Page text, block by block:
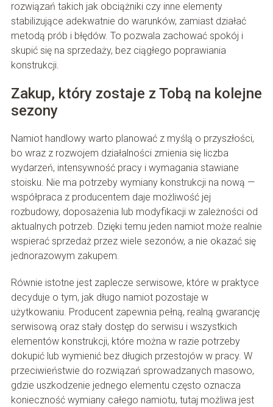
rozwiązań takich jak obciążniki czy inne elementy
stabilizujące adekwatnie do warunków, zamiast działać
metodą prób i błędów. To pozwala zachować spokój i
skupić się na sprzedaży, bez ciągłego poprawiania
konstrukcji.
Zakup, który zostaje z Tobą na kolejne
sezony
Namiot handlowy warto planować z myślą o przyszłości,
bo wraz z rozwojem działalności zmienia się liczba
wydarzeń, intensywność pracy i wymagania stawiane
stoisku. Nie ma potrzeby wymiany konstrukcji na nową —
współpraca z producentem daje możliwość jej
rozbudowy, doposażenia lub modyfikacji w zależności od
aktualnych potrzeb. Dzięki temu jeden namiot może realnie
wspierać sprzedaż przez wiele sezonów, a nie okazać się
jednorazowym zakupem.
Równie istotne jest zaplecze serwisowe, które w praktyce
decyduje o tym, jak długo namiot pozostaje w
użytkowaniu. Producent zapewnia pełną, realną gwarancję
serwisową oraz stały dostęp do serwisu i wszystkich
elementów konstrukcji, które można w razie potrzeby
dokupić lub wymienić bez długich przestojów w pracy. W
przeciwieństwie do rozwiązań sprowadzanych masowo,
gdzie uszkodzenie jednego elementu często oznacza
konieczność wymiany całego namiotu, tutaj możliwa jest